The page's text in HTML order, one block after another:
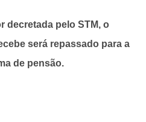
decretada pelo STM, o
será repassado para a
de pensão.